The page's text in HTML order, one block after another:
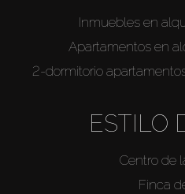
Inmuebles en
Apartamentos en
2-dormitorio
ESTILO
Centro de
Finca